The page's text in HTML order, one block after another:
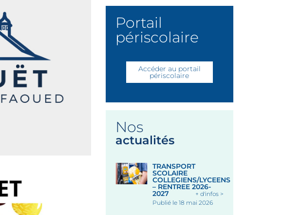
Portail
périscolaire
Accéder au portail
périscolaire
Nos
actualités
TRANSPORT
SCOLAIRE
COLLEGIENS/LYCEENS
– RENTREE 2026-
2027
Publié le 18 mai 2026
+ d'infos >